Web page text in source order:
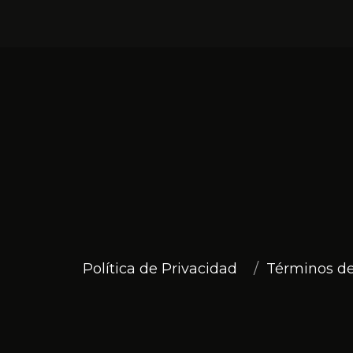
Política de Privacidad Términos